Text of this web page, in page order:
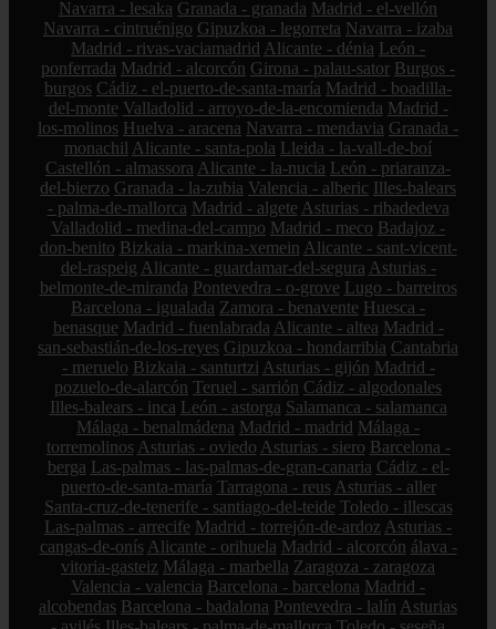
Navarra - lesaka Granada - granada Madrid - el-vellón
Navarra - cintruénigo Gipuzkoa - legorreta Navarra - izaba
Madrid - rivas-vaciamadrid Alicante - dénia León -
ponferrada Madrid - alcorcón Girona - palau-sator Burgos -
burgos Cádiz - el-puerto-de-santa-maría Madrid - boadilla-
del-monte Valladolid - arroyo-de-la-encomienda Madrid -
los-molinos Huelva - aracena Navarra - mendavia Granada -
monachil Alicante - santa-pola Lleida - la-vall-de-boí
Castellón - almassora Alicante - la-nucia León - priaranza-
del-bierzo Granada - la-zubia Valencia - alberic Illes-balears
- palma-de-mallorca Madrid - algete Asturias - ribadedeva
Valladolid - medina-del-campo Madrid - meco Badajoz -
don-benito Bizkaia - markina-xemein Alicante - sant-vicent-
del-raspeig Alicante - guardamar-del-segura Asturias -
belmonte-de-miranda Pontevedra - o-grove Lugo - barreiros
Barcelona - igualada Zamora - benavente Huesca -
benasque Madrid - fuenlabrada Alicante - altea Madrid -
san-sebastián-de-los-reyes Gipuzkoa - hondarribia Cantabria
- meruelo Bizkaia - santurtzi Asturias - gijón Madrid -
pozuelo-de-alarcón Teruel - sarrión Cádiz - algodonales
Illes-balears - inca León - astorga Salamanca - salamanca
Málaga - benalmádena Madrid - madrid Málaga -
torremolinos Asturias - oviedo Asturias - siero Barcelona -
berga Las-palmas - las-palmas-de-gran-canaria Cádiz - el-
puerto-de-santa-maría Tarragona - reus Asturias - aller
Santa-cruz-de-tenerife - santiago-del-teide Toledo - illescas
Las-palmas - arrecife Madrid - torrejón-de-ardoz Asturias -
cangas-de-onís Alicante - orihuela Madrid - alcorcón álava -
vitoria-gasteiz Málaga - marbella Zaragoza - zaragoza
Valencia - valencia Barcelona - barcelona Madrid -
alcobendas Barcelona - badalona Pontevedra - lalín Asturias